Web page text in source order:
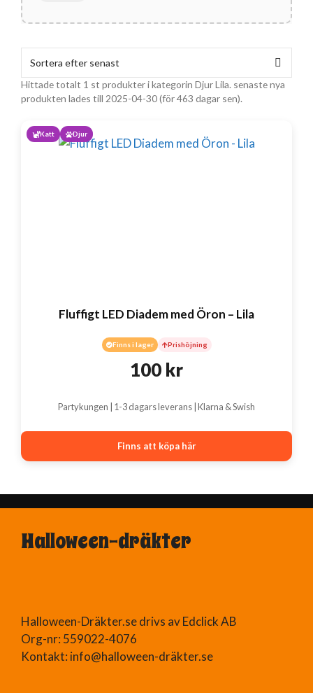
Hittade totalt 1 st produkter i kategorin Djur Lila. senaste nya
produkten lades till 2025-04-30 (för 463 dagar sen).
Katt Djur
Fluffigt LED Diadem med Öron – Lila
Finns i lager Prishöjning
100 kr
Partykungen | 1-3 dagars leverans | Klarna & Swish
Finns att köpa här
Halloween-dräkter
Halloween-Dräkter.se drivs av Edclick AB
Org-nr: 559022-4076
Kontakt: info@halloween-dräkter.se